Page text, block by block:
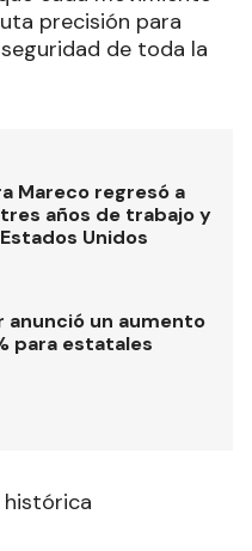
precisión para
de toda la
Mareco regresó a
años de trabajo y
Unidos
anunció un aumento
para estatales
histórica